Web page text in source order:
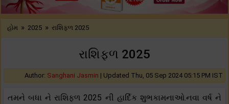
હોમ » 2025 » રાશિફળ 2025
રાશિફળ 2025
Author: Sanghani Jasmin | Updated Thu, 05 Sep 2024 05:15 PM IST
તમને બધા ને રાશિફળ 2025 ની હાર્દિક શુભકામનાઓ.નવા વર્ષ ને